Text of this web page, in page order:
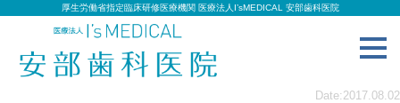
厚生労働省指定臨床研修医療機関 医療法人I’sMEDICAL 安部歯科医院
Date:2017.08.02